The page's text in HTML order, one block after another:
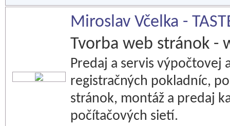
Miroslav Včelka -
Tvorba web stránok -
Predaj a servis výpočtovej
registračných pokladníc,
stránok, montáž a predaj
počítačových sietí.